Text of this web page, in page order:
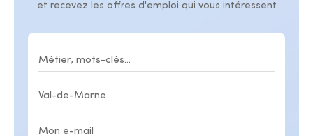
et recevez les offres d'emploi qui vous intéressent